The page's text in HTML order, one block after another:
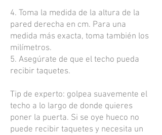
4. Toma la medida de la altura de la
pared derecha en cm. Para una
medida más exacta, toma también los
milímetros.
5. Asegúrate de que el techo pueda
recibir taquetes.
Tip de experto: golpea suavemente el
techo a lo largo de donde quieres
poner la puerta. Si se oye hueco no
puede recibir taquetes y necesita un